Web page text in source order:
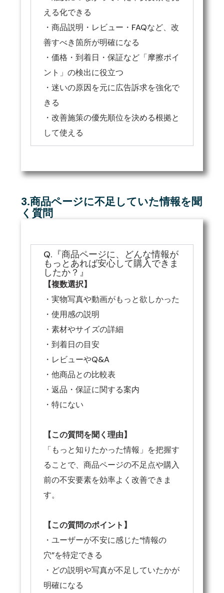
える化できる
・商品説明・レビュー・FAQなど、改
善すべき箇所が明確になる
・価格・到着日・保証など「摩擦ポイ
ント」の検出に役立つ
・迷いの原因を元に広告訴求を強化で
きる
・改善施策の優先順位を決める根拠と
して使える
3.商品ページに不足していた情報を聞
く質問
Q.『商品ページに、どんな情報が
もっとあれば安心して購入できま
したか？』
【複数選択】
・実物写真や動画がもっと欲しかった
・使用感の説明
・素材やサイズの詳細
・到着日の目安
・レビューやQ&A
・他商品との比較表
・返品・保証に関する案内
・特にない
【この質問を聞く理由】
「もっと知りたかった情報」を把握す
ることで、商品ページの不足点や購入
前の不安要素を効率よく改善できま
す。
【この質問のポイント】
・ユーザーが不安に感じた“情報の
穴”を特定できる
・どの説明や写真が不足していたかが
明確になる